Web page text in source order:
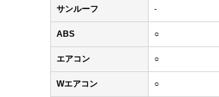
サンルーフ -
ABS ○
エアコン ○
Wエアコン ○